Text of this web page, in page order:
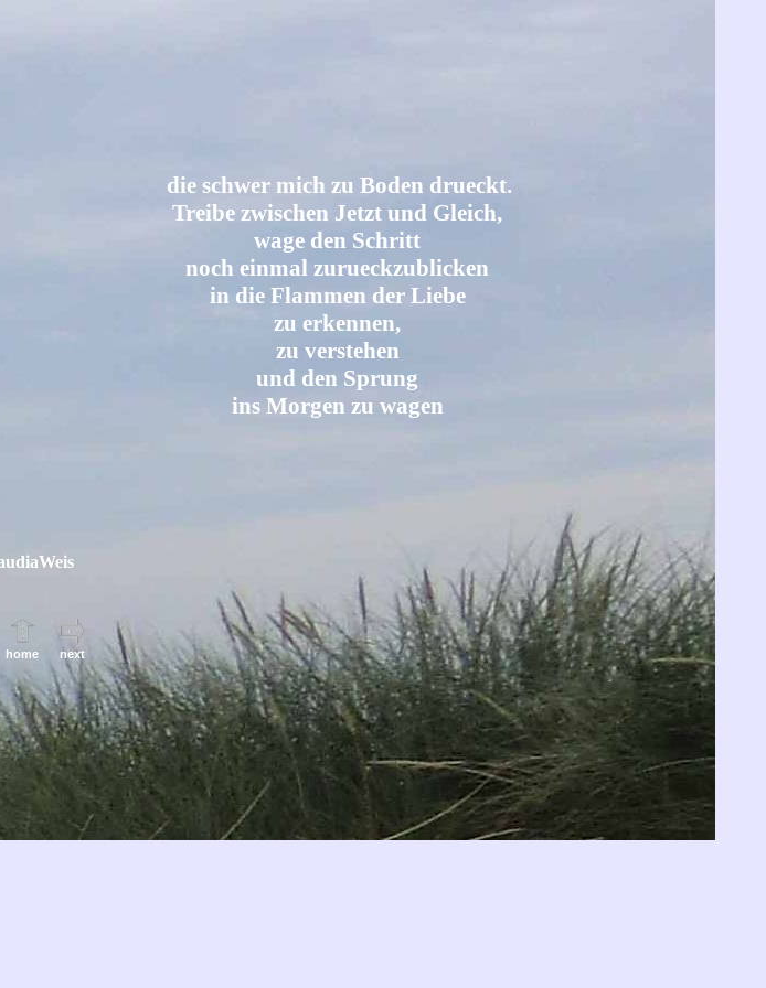
die schwer mich zu Boden drueckt.
Treibe zwischen Jetzt und Gleich,
wage den Schritt
noch einmal zurueckzublicken
in die Flammen der Liebe
zu erkennen,
zu verstehen
und den Sprung
ins Morgen zu wagen
home next